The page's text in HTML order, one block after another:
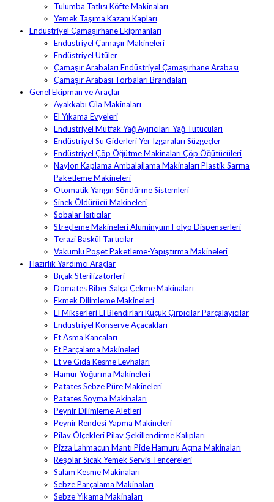
Tulumba Tatlısı Köfte Makinaları
Yemek Taşıma Kazanı Kapları
Endüstriyel Çamaşırhane Ekipmanları
Endüstriyel Çamaşır Makineleri
Endüstriyel Ütüler
Çamaşır Arabaları Endüstriyel Çamaşırhane Arabası
Çamaşır Arabası Torbaları Brandaları
Genel Ekipman ve Araçlar
Ayakkabı Cila Makinaları
El Yıkama Evyeleri
Endüstriyel Mutfak Yağ Ayırıcıları-Yağ Tutucuları
Endüstriyel Su Giderleri Yer Izgaraları Süzgeçler
Endüstriyel Çöp Öğütme Makinaları Çöp Öğütücüleri
Naylon Kaplama Ambalajlama Makinaları Plastik Sarma
Paketleme Makineleri
Otomatik Yangın Söndürme Sistemleri
Sinek Öldürücü Makineleri
Sobalar Isıtıcılar
Streçleme Makineleri Alüminyum Folyo Dispenserleri
Terazi Baskül Tartıcılar
Vakumlu Poşet Paketleme-Yapıştırma Makineleri
Hazırlık Yardımcı Araçlar
Bıçak Sterilizatörleri
Domates Biber Salça Çekme Makinaları
Ekmek Dilimleme Makineleri
El Mikserleri El Blendırları Küçük Çırpıcılar Parçalayıcılar
Endüstriyel Konserve Açacakları
Et Asma Kancaları
Et Parçalama Makineleri
Et ve Gıda Kesme Levhaları
Hamur Yoğurma Makineleri
Patates Sebze Püre Makineleri
Patates Soyma Makinaları
Peynir Dilimleme Aletleri
Peynir Rendesi Yapma Makineleri
Pilav Ölçekleri Pilav Şekillendirme Kalıpları
Pizza Lahmacun Mantı Pide Hamuru Açma Makinaları
Reşolar Sıcak Yemek Servis Tencereleri
Salam Kesme Makinaları
Sebze Parçalama Makinaları
Sebze Yıkama Makinaları